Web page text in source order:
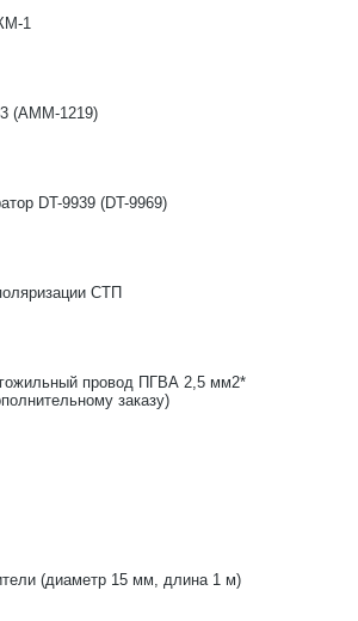
1
(АММ-1219)
DT-9939 (DT-9969)
СТП
провод ПГВА 2,5 мм2*
заказу)
(диаметр 15 мм, длина 1 м)